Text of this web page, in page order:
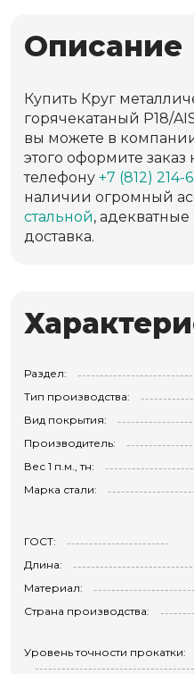
Описание
Купить Круг
горячекатаный Р18/
вы можете в
этого оформите заказ
телефону +7 (812) 214-
наличии огромный
стальной,
доставка.
Раздел:
Тип производства:
Вид покрытия:
Производитель:
Вес 1 п.м., тн:
Марка стали:
ГОСТ:
Длина:
Материал:
Страна производства:
Уровень точности прокатки: